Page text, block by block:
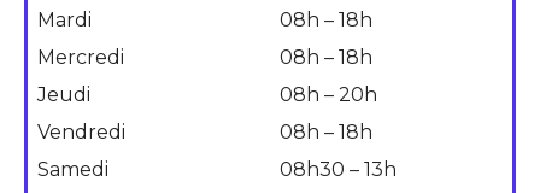
Mardi
08h – 18h
Mercredi
08h – 18h
Jeudi
08h – 20h
Vendredi
08h – 18h
Samedi
08h30 – 13h